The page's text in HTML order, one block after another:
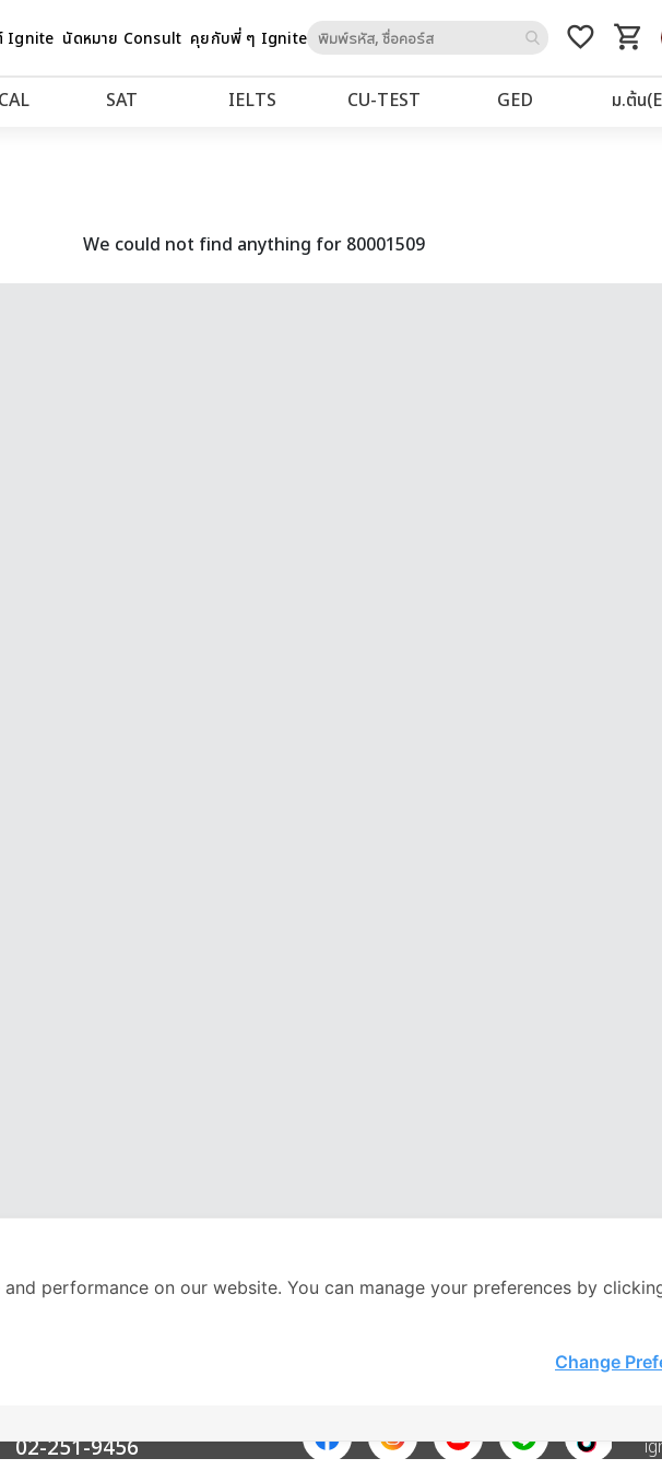
Ignite นัดหมาย Consult คุยกับพี่ ๆ Igniteto
favorite_border shopping_cart
รถเข็น
SAT IELTS CU‑TEST GED ม.ต้น
We could not find anything for 80001509
02-251-9456
performance on our website. You can manage your preferences by
Change